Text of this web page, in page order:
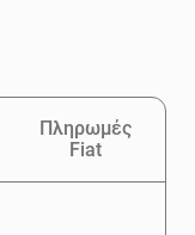
Πληρωμές
Fiat